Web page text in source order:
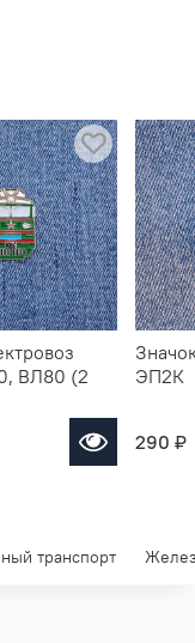
ВЛ80 (2
ЭП2К
290 ₽
транспорт